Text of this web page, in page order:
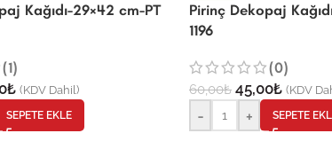
Kağıdı-29×42 cm-PT
(1)
₺ (KDV Dahil)
SEPETE EKLE
Pirinç Dekopaj
1196
(0)
60,00₺ 45,00₺ (KDV
- + SEPETE